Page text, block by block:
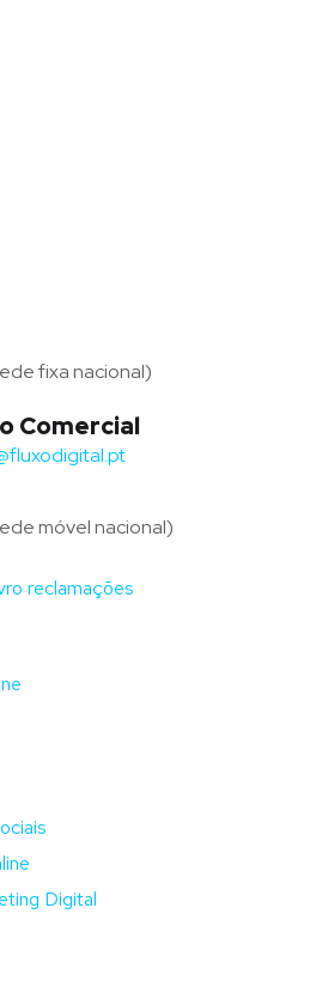
fixa nacional)
Comercial
móvel nacional)
Digital